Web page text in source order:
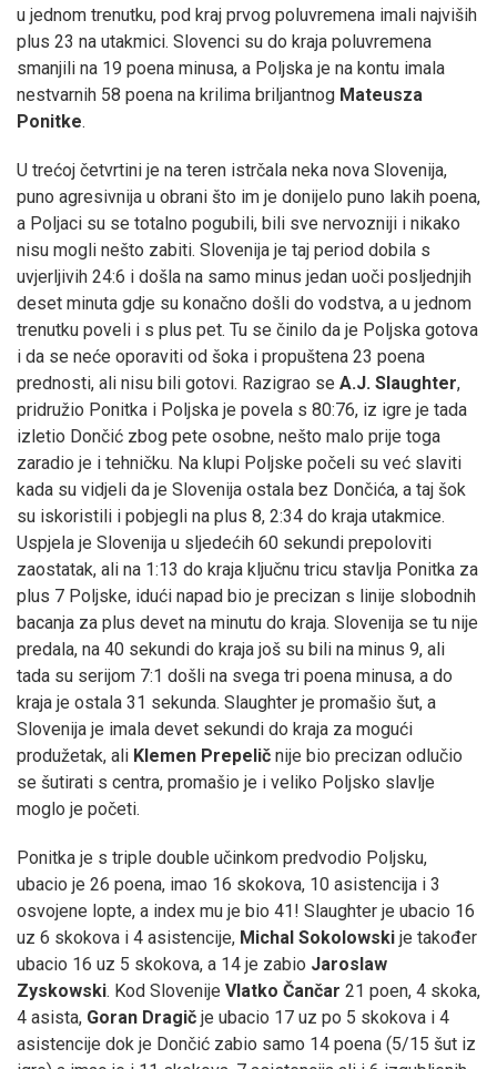
u jednom trenutku, pod kraj prvog poluvremena imali najviših
plus 23 na utakmici. Slovenci su do kraja poluvremena
smanjili na 19 poena minusa, a Poljska je na kontu imala
nestvarnih 58 poena na krilima briljantnog Mateusza
Ponitke.
U trećoj četvrtini je na teren istrčala neka nova Slovenija,
puno agresivnija u obrani što im je donijelo puno lakih poena,
a Poljaci su se totalno pogubili, bili sve nervozniji i nikako
nisu mogli nešto zabiti. Slovenija je taj period dobila s
uvjerljivih 24:6 i došla na samo minus jedan uoči posljednjih
deset minuta gdje su konačno došli do vodstva, a u jednom
trenutku poveli i s plus pet. Tu se činilo da je Poljska gotova
i da se neće oporaviti od šoka i propuštena 23 poena
prednosti, ali nisu bili gotovi. Razigrao se A.J. Slaughter,
pridružio Ponitka i Poljska je povela s 80:76, iz igre je tada
izletio Dončić zbog pete osobne, nešto malo prije toga
zaradio je i tehničku. Na klupi Poljske počeli su već slaviti
kada su vidjeli da je Slovenija ostala bez Dončića, a taj šok
su iskoristili i pobjegli na plus 8, 2:34 do kraja utakmice.
Uspjela je Slovenija u sljedećih 60 sekundi prepoloviti
zaostatak, ali na 1:13 do kraja ključnu tricu stavlja Ponitka za
plus 7 Poljske, idući napad bio je precizan s linije slobodnih
bacanja za plus devet na minutu do kraja. Slovenija se tu nije
predala, na 40 sekundi do kraja još su bili na minus 9, ali
tada su serijom 7:1 došli na svega tri poena minusa, a do
kraja je ostala 31 sekunda. Slaughter je promašio šut, a
Slovenija je imala devet sekundi do kraja za mogući
produžetak, ali Klemen Prepelič nije bio precizan odlučio
se šutirati s centra, promašio je i veliko Poljsko slavlje
moglo je početi.
Ponitka je s triple double učinkom predvodio Poljsku,
ubacio je 26 poena, imao 16 skokova, 10 asistencija i 3
osvojene lopte, a index mu je bio 41! Slaughter je ubacio 16
uz 6 skokova i 4 asistencije, Michal Sokolowski je također
ubacio 16 uz 5 skokova, a 14 je zabio Jaroslaw
Zyskowski. Kod Slovenije Vlatko Čančar 21 poen, 4 skoka,
4 asista, Goran Dragič je ubacio 17 uz po 5 skokova i 4
asistencije dok je Dončić zabio samo 14 poena (5/15 šut iz